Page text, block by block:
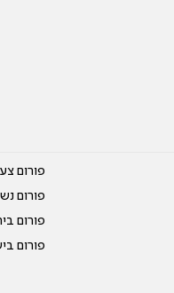
פורום
פורום
פורום
פורום